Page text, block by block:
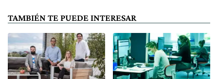
TAMBIÉN TE PUEDE INTERESAR